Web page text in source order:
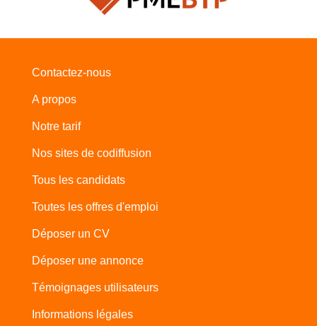
Contactez-nous
A propos
Notre tarif
Nos sites de codiffusion
Tous les candidats
Toutes les offres d'emploi
Déposer un CV
Déposer une annonce
Témoignages utilisateurs
Informations légales